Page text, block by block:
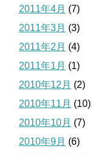
2011年4月 (7)
2011年3月 (3)
2011年2月 (4)
2011年1月 (1)
2010年12月 (2)
2010年11月 (10)
2010年10月 (7)
2010年9月 (6)